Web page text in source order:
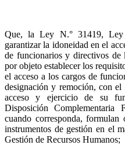
Que, la Ley N.° 31419, Ley
garantizar la idoneidad en el
de funcionarios y directivos de
por objeto establecer los
el acceso a los cargos de
designación y remoción, con
acceso y ejercicio de su
Disposición Complementaria
cuando corresponda, formulan
instrumentos de gestión en el
Gestión de Recursos Humanos;